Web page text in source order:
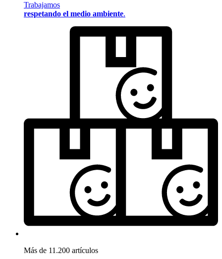
Trabajamos
respetando el medio ambiente.
Más de 11.200 artículos